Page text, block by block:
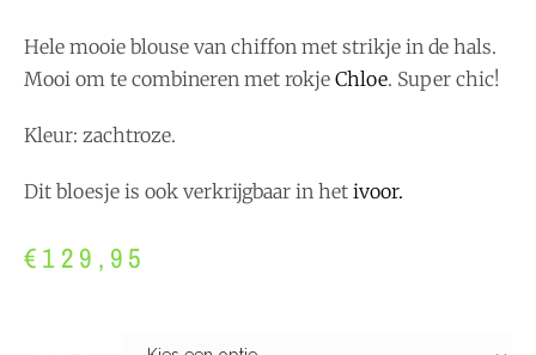
Hele mooie blouse van chiffon met strikje in de hals.
Mooi om te combineren met rokje Chloe. Super chic!
Kleur: zachtroze.
Dit bloesje is ook verkrijgbaar in het ivoor.
€129,95